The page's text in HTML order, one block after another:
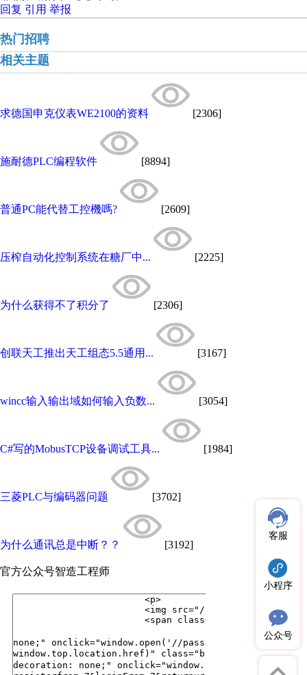
回复 引用 举报
热门招聘
相关主题
求德国申克仪表WE2100的资料 [2306]
施耐德PLC编程软件 [8894]
普通PC能代替工控機嗎? [2609]
压榨自动化控制系统在糖厂中... [2225]
为什么获得不了积分了 [2306]
创联天工推出天工组态5.5通用... [3167]
wincc输入输出域如何输入负数... [3054]
C#写的MobusTCP设备调试工具... [1984]
三菱PLC与编码器问题 [3702]
为什么通讯总是中断？？ [3192]
官方公众号智造工程师
客服
小程序
公众号